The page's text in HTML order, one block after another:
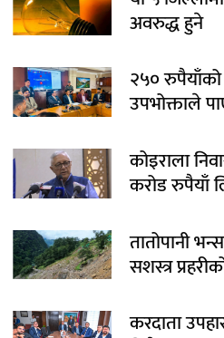
अवरुद्ध हुने
२५०
उपभोक्ताले
कोइराला
करोड रुपैयाँ
तातोपानी
सशस्त्र
करदाता